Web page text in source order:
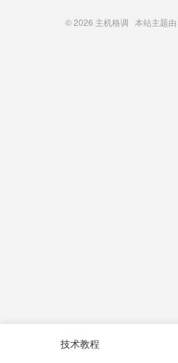
© 2026 主机格调 本站主题由
技术教程